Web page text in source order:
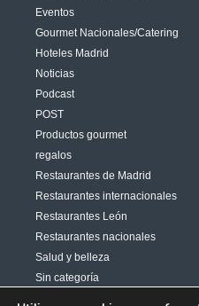
Eventos
Gourmet Nacionales/Catering
Hoteles Madrid
Noticias
Podcast
POST
Productos gourmet
regalos
Restaurantes de Madrid
Restaurantes internacionales
Restaurantes León
Restaurantes nacionales
Salud y belleza
Sin categoría